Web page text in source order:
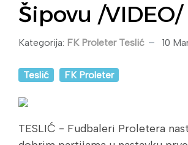
Šipovu /VIDEO/
Kategorija: FK Proleter Teslić 10
Teslić FK Proleter
TESLIĆ - Fudbaleri Proletera